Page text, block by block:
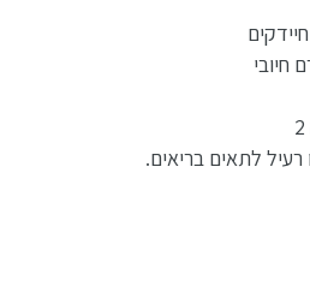
חיובי